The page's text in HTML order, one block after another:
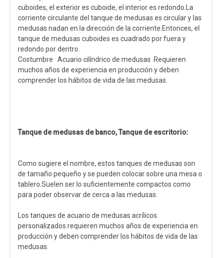
cuboides, el exterior es cuboide, el interior es redondo.La
corriente circulante del tanque de medusas es circular y las
medusas nadan en la dirección de la corriente.Entonces, el
tanque de medusas cuboides es cuadrado por fuera y
redondo por dentro.
Costumbre Acuario cilíndrico de medusas Requieren
muchos años de experiencia en producción y deben
comprender los hábitos de vida de las medusas.
Tanque de medusas de banco, Tanque de escritorio:
Como sugiere el nombre, estos tanques de medusas son
de tamaño pequeño y se pueden colocar sobre una mesa o
tablero.Suelen ser lo suficientemente compactos como
para poder observar de cerca a las medusas.
Los tanques de acuario de medusas acrílicos
personalizados requieren muchos años de experiencia en
producción y deben comprender los hábitos de vida de las
medusas.